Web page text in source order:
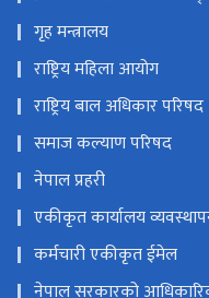
राष्ट्रिय महिला आयोग
राष्ट्रिय बाल अधिकार परिषद
समाज कल्याण परिषद
नेपाल प्रहरी
एकीकृत कार्यालय
कर्मचारी एकीकृत ईमेल
नेपाल सरकारको आधिकारिक